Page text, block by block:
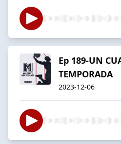
Ep 189-UN
TEMPORADA
2023-12-06